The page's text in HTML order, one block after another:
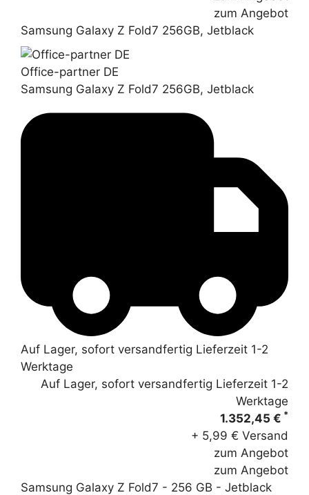
zum Angebot
Samsung Galaxy Z Fold7 256GB, Jetblack
Office-partner DE
Samsung Galaxy Z Fold7 256GB, Jetblack
Auf Lager, sofort versandfertig Lieferzeit 1-2
Werktage
Auf Lager, sofort versandfertig Lieferzeit 1-2
Werktage
1.352,45 € *
+ 5,99 € Versand
zum Angebot
zum Angebot
Samsung Galaxy Z Fold7 - 256 GB - Jetblack